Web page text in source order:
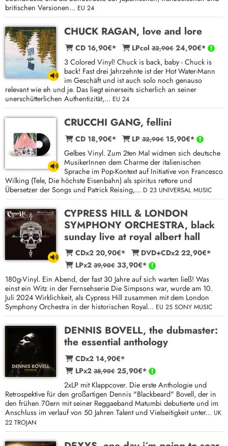
britischen Versionen... EU 24
CHUCK RAGAN, love and lore
CD 16,90€* LPcol 32,90€ 24,90€*
3 Colored Vinyl! Chuck is back, baby - Chuck is
back! Fast drei Jahrzehnte ist der Hot Water-Mann
im Geschäft und ist auch solo noch genauso
relevant wie eh und je. Das liegt einerseits sicherlich an seiner
unerschütterlichen Authentizität,... EU 24
CRUCCHI GANG, fellini
CD 18,90€* LP 32,90€ 15,90€*
Gelbes Vinyl. Zum 2ten Mal widmen sich deutsche
MusikerInnen dem Charme der italienischen
Sprache im Pop-Kontext auf Initiative von Francesco
Wilking (Tele, Die höchste Eisenbahn) als spiritus rettore und
Übersetzer der Songs und Patrick Reising,... D 23 UNIVERSAL MUSIC
CYPRESS HILL & LONDON
SYMPHONY ORCHESTRA, black
sunday live at royal albert hall
CDx2 20,90€*
DVD+CDx2 22,90€*
LPx239,90€33,90€*
180g-Vinyl. Ein Abend, der fast 30 Jahre auf sich warten ließ! Was
einst ein Witz in der Fernsehserie Die Simpsons war, wurde am 10.
Juli 2024 Wirklichkeit, als Cypress Hill zusammen mit dem London
Symphony Orchestra in der historischen Royal... EU 25 SONY MUSIC
DENNIS BOVELL, the dubmaster:
the essential anthology
CDx2 14,90€*
LPx238,90€25,90€*
2xLP mit Klappcover. Die erste Anthologie und
Retrospektive für den großartigen Dennis "Blackbeard" Bovell, der in
den frühen 70ern mit seiner Reggaeband Matumbi debutierte und im
Anschluss im verlauf von 50 Jahren Talent und Vielseitigkeit unter... UK
22 TROJAN